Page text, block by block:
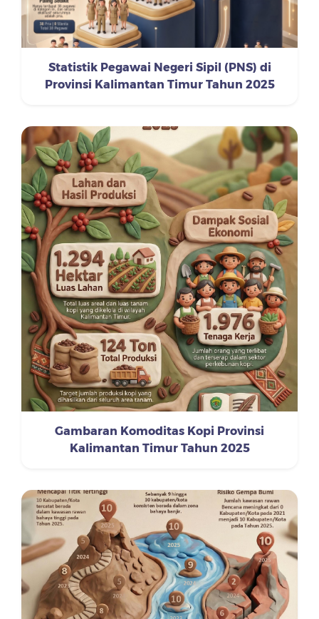
Statistik Pegawai Negeri Sipil (PNS) di
Provinsi Kalimantan Timur Tahun 2025
Gambaran Komoditas Kopi Provinsi
Kalimantan Timur Tahun 2025